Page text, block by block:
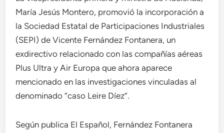
María Jesús Montero, promovió la incorporación a
la Sociedad Estatal de Participaciones Industriales
(SEPI) de Vicente Fernández Fontanera, un
exdirectivo relacionado con las compañías aéreas
Plus Ultra y Air Europa que ahora aparece
mencionado en las investigaciones vinculadas al
denominado “caso Leire Díez”.
Según publica El Español, Fernández Fontanera